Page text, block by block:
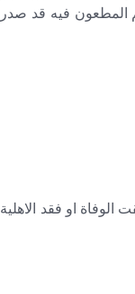
المطعون فيه قد صدر
الوفاة او فقد الاهلية